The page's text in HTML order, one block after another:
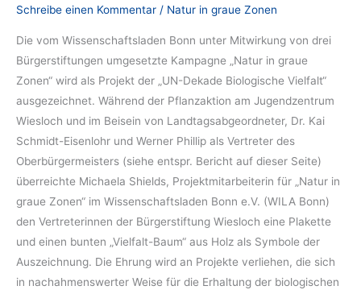
Schreibe einen Kommentar / Natur in graue Zonen
Die vom Wissenschaftsladen Bonn unter Mitwirkung von drei
Bürgerstiftungen umgesetzte Kampagne „Natur in graue
Zonen“ wird als Projekt der „UN-Dekade Biologische Vielfalt“
ausgezeichnet. Während der Pflanzaktion am Jugend­zentrum
Wiesloch und im Beisein von Landtagsabgeordneter, Dr. Kai
Schmidt-Eisenlohr und Werner Phillip als Vertreter des
Oberbürgermeisters (siehe entspr. Bericht auf dieser Seite)
überreichte Michaela Shields, Projektmitarbeiterin für „Natur in
graue Zonen“ im Wissen­schaftsladen Bonn e.V. (WILA Bonn)
den Vertreterinnen der Bürgerstiftung Wiesloch eine Plakette
und einen bunten „Vielfalt-Baum“ aus Holz als Symbole der
Auszeichnung. Die Ehrung wird an Projekte verliehen, die sich
in nach­ahmenswerter Weise für die Erhaltung der biologischen